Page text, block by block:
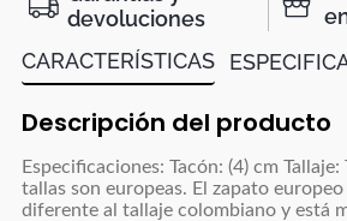
devoluciones
CARACTERÍSTICAS
Descripción del producto
Especificaciones: Tacón: (4) cm
tallas son europeas. El zapato
diferente al tallaje colombiano y está